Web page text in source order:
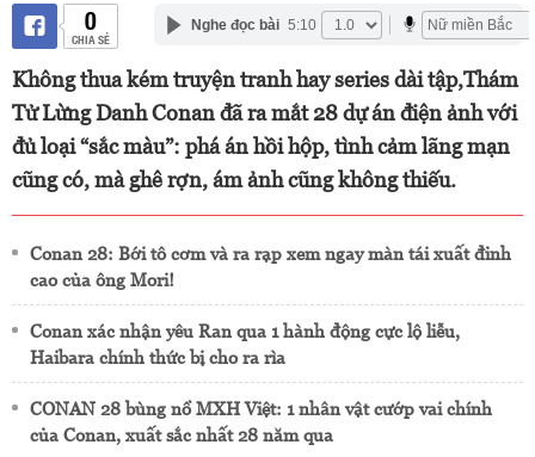
0
CHIA SẺ
Nghe đọc bài 5:10
Không thua kém truyện tranh hay series dài tập,Thám
Tử Lừng Danh Conan đã ra mắt 28 dự án điện ảnh với
đủ loại “sắc màu”: phá án hồi hộp, tình cảm lãng mạn
cũng có, mà ghê rợn, ám ảnh cũng không thiếu.
Conan 28: Bới tô cơm và ra rạp xem ngay màn tái xuất đỉnh
cao của ông Mori!
Conan xác nhận yêu Ran qua 1 hành động cực lộ liễu,
Haibara chính thức bị cho ra rìa
CONAN 28 bùng nổ MXH Việt: 1 nhân vật cướp vai chính
của Conan, xuất sắc nhất 28 năm qua